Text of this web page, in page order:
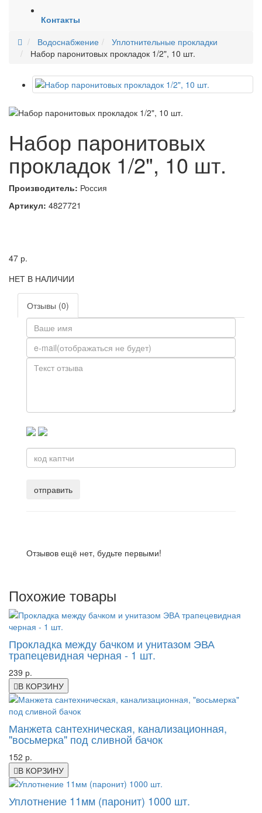
Контакты
Водоснабжение
Уплотнительные прокладки
Набор паронитовых прокладок 1/2", 10 шт.
Набор паронитовых
прокладок 1/2", 10 шт.
Производитель: Россия
Артикул: 4827721
47 р.
НЕТ В НАЛИЧИИ
Отзывы (0)
Отзывов ещё нет, будьте первыми!
Похожие товары
Прокладка между бачком и унитазом ЭВА
трапецевидная черная - 1 шт.
239 р.
В КОРЗИНУ
Манжета сантехническая, канализационная,
"восьмерка" под сливной бачок
152 р.
В КОРЗИНУ
Уплотнение 11мм (паронит) 1000 шт.